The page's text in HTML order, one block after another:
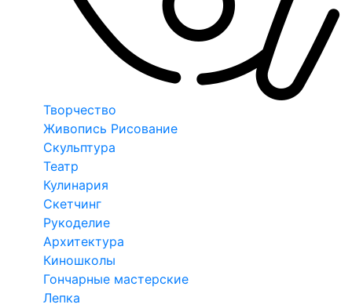
Творчество
Живопись Рисование
Скульптура
Театр
Кулинария
Скетчинг
Рукоделие
Архитектура
Киношколы
Гончарные мастерские
Лепка